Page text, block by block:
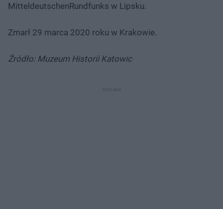
MitteldeutschenRundfunks w Lipsku.
Zmarł 29 marca 2020 roku w Krakowie.
Źródło: Muzeum Historii Katowic